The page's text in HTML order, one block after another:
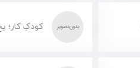
کودکِ کار؛